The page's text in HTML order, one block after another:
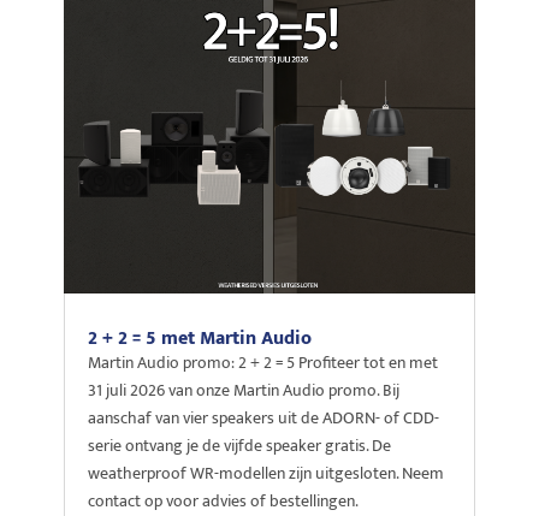
2 + 2 = 5 met Martin Audio
Martin Audio promo: 2 + 2 = 5 Profiteer tot en met
31 juli 2026 van onze Martin Audio promo. Bij
aanschaf van vier speakers uit de ADORN- of CDD-
serie ontvang je de vijfde speaker gratis. De
weatherproof WR-modellen zijn uitgesloten. Neem
contact op voor advies of bestellingen.